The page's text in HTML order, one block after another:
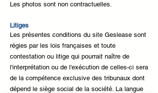
Les photos sont non contractuelles.
Litiges
Les présentes conditions du site Geslease sont
régies par les lois françaises et toute
contestation ou litige qui pourrait naître de
l'interprétation ou de l'exécution de celles-ci sera
de la compétence exclusive des tribunaux dont
dépend le siège social de la société. La langue